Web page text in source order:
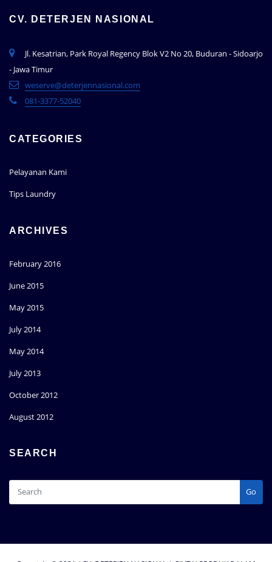
CV. DETERJEN NASIONAL
Jl. Kesatrian, Park Royal Regency Blok V2 No 20, Buduran - Sidoarjo
- Jawa Timur
weserve@deterjennasional.com
081-3377-52040
CATEGORIES
Pelayanan Kami
Tips Laundry
ARCHIVES
February 2016
June 2015
May 2015
July 2014
May 2014
July 2013
October 2012
August 2012
SEARCH
Go